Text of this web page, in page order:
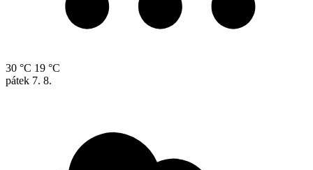
30 °C 19 °C
pátek 7. 8.